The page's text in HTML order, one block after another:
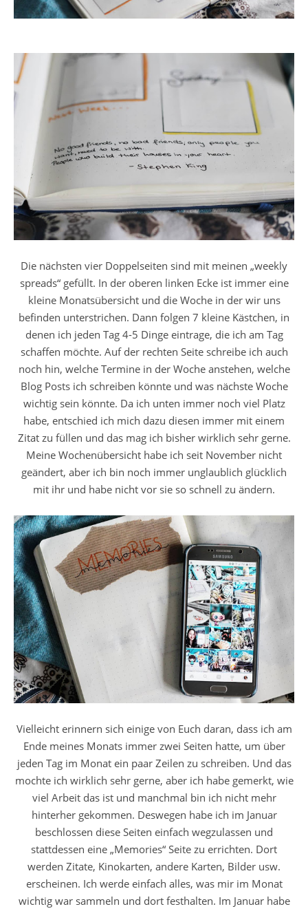
Die nächsten vier Doppelseiten sind mit meinen „weekly
spreads“ gefüllt. In der oberen linken Ecke ist immer eine
kleine Monatsübersicht und die Woche in der wir uns
befinden unterstrichen. Dann folgen 7 kleine Kästchen, in
denen ich jeden Tag 4-5 Dinge eintrage, die ich am Tag
schaffen möchte. Auf der rechten Seite schreibe ich auch
noch hin, welche Termine in der Woche anstehen, welche
Blog Posts ich schreiben könnte und was nächste Woche
wichtig sein könnte. Da ich unten immer noch viel Platz
habe, entschied ich mich dazu diesen immer mit einem
Zitat zu füllen und das mag ich bisher wirklich sehr gerne.
Meine Wochenübersicht habe ich seit November nicht
geändert, aber ich bin noch immer unglaublich glücklich
mit ihr und habe nicht vor sie so schnell zu ändern.
Vielleicht erinnern sich einige von Euch daran, dass ich am
Ende meines Monats immer zwei Seiten hatte, um über
jeden Tag im Monat ein paar Zeilen zu schreiben. Und das
mochte ich wirklich sehr gerne, aber ich habe gemerkt, wie
viel Arbeit das ist und manchmal bin ich nicht mehr
hinterher gekommen. Deswegen habe ich im Januar
beschlossen diese Seiten einfach wegzulassen und
stattdessen eine „Memories“ Seite zu errichten. Dort
werden Zitate, Kinokarten, andere Karten, Bilder usw.
erscheinen. Ich werde einfach alles, was mir im Monat
wichtig war sammeln und dort festhalten. Im Januar habe